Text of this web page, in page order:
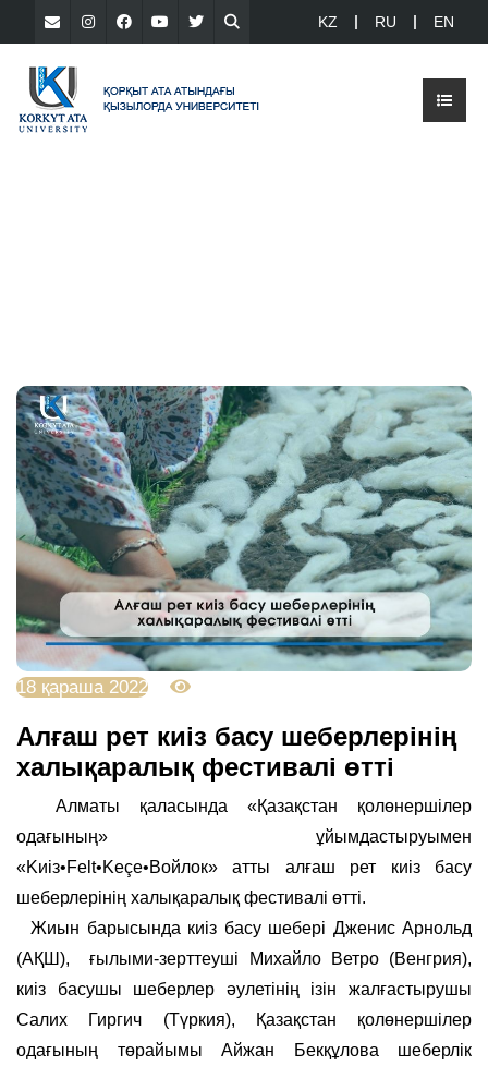
KZ RU EN
18 қараша 2022
Алғаш рет киіз басу шеберлерінің
халықаралық фестивалі өтті
Алматы қаласында «Қазақстан қолөнершілер
одағының» ұйымдастыруымен
«Kиiз•Felt•Keçe•Войлок» атты алғаш рет киіз басу
шеберлерінің халықаралық фестивалі өтті.
Жиын барысында киіз басу шебері Дженис Арнольд
(АҚШ), ғылыми-зерттеуші Михайло Ветро (Венгрия),
киіз басушы шеберлер әулетінің ізін жалғастырушы
Салих Гиргич (Түркия), Қазақстан қолөнершілер
одағының төрайымы Айжан Бекқұлова шеберлік